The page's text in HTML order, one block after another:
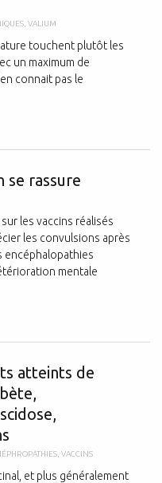
VALIUM
touchent plutôt les
un maximum de
connait pas le
se rassure
les vaccins réalisés
les convulsions après
encéphalopathies
mentale
atteints de
VACCINS
et plus généralement